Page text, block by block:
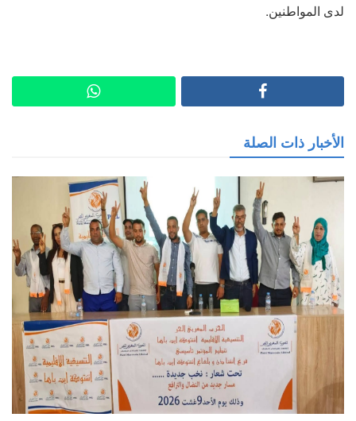
لدى المواطنين.
الأخبار ذات الصلة